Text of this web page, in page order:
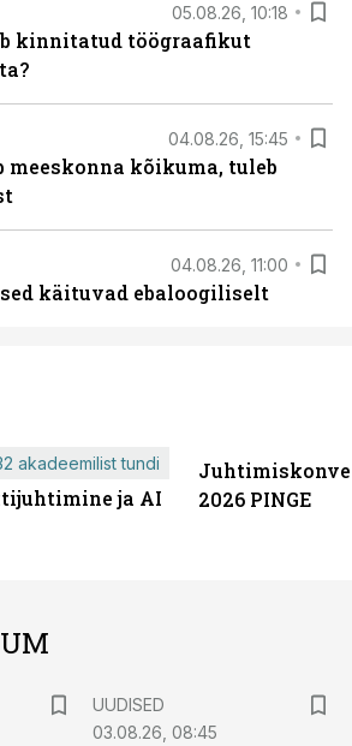
05.08.26, 10:18
kinnitatud töögraafikut
04.08.26, 15:45
kõikuma, tuleb
04.08.26, 11:00
käituvad ebaloogiliselt
ja AI
akadeemilist tundi
2026 PINGE
UUDISED
03.08.26, 08:45